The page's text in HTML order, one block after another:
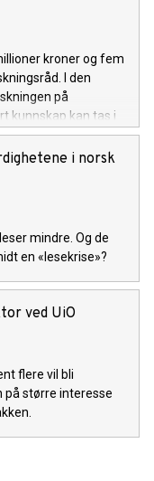
kroner og fem
I den
på
kunnskap kan tas i
i norsk
mindre. Og de
en «lesekrise»?
ved UiO
flere vil bli
på større interesse